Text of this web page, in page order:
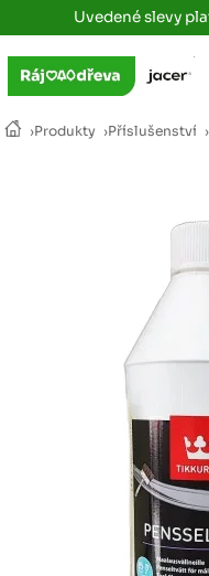
Uvedené slevy
›Produkty ›Příslušenství ›